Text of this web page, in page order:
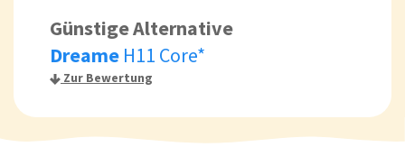
Günstige Alternative
Dreame H11 Core*
Zur Bewertung